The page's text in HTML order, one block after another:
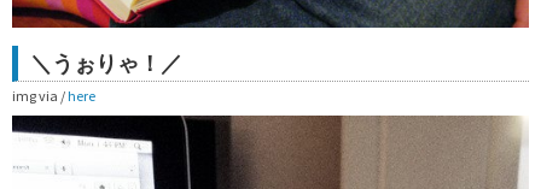
＼うぉりゃ！／
img via / here